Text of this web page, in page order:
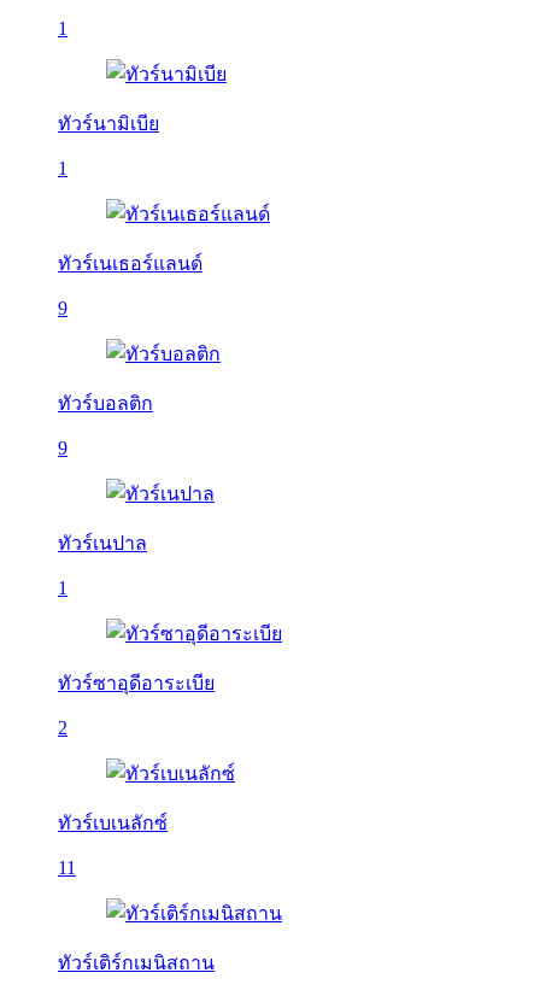
1
ทัวร์นามิเบีย
1
ทัวร์เนเธอร์แลนด์
9
ทัวร์บอลติก
9
ทัวร์เนปาล
1
ทัวร์ซาอุดีอาระเบีย
2
ทัวร์เบเนลักซ์
11
ทัวร์เติร์กเมนิสถาน